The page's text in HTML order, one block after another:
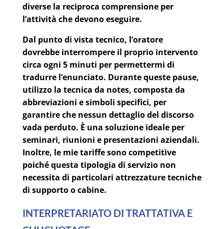
diverse la reciproca comprensione per
l’attività che devono eseguire.
Dal punto di vista tecnico, l’oratore
dovrebbe interrompere il proprio intervento
circa ogni 5 minuti per permettermi di
tradurre l’enunciato. Durante queste pause,
utilizzo la tecnica da notes, composta da
abbreviazioni e simboli specifici, per
garantire che nessun dettaglio del discorso
vada perduto. È una soluzione ideale per
seminari, riunioni e presentazioni aziendali.
Inoltre, le mietariffe sono competitive
poiché questa tipologia di servizio non
necessita di particolari attrezzature tecniche
di supporto o cabine.
INTERPRETARIATO DI TRATTATIVA E